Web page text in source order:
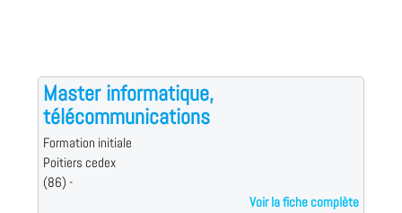
Master informatique,
télécommunications
Formation initiale
Poitiers cedex
(86) -
Voir la fiche complète